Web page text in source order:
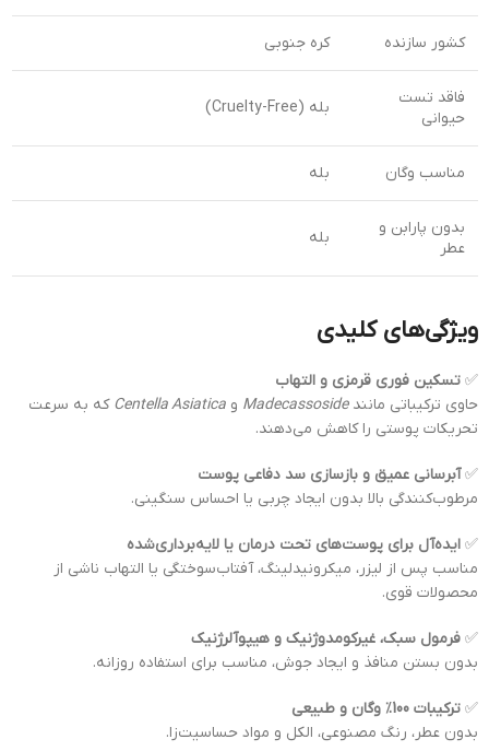
کشور سازنده کره جنوبی
فاقد تست
حیوانی
بله (Cruelty-Free)
مناسب وگان بله
بدون پارابن و
عطر
بله
ویژگی‌های کلیدی
✅ تسکین فوری قرمزی و التهاب
حاوی ترکیباتی مانندMadecassoside و Centella Asiatica که به سرعت
تحریکات پوستی را کاهش می‌دهند.
✅آبرسانی عمیق و بازسازی سد دفاعی پوست
مرطوب‌کنندگی بالا بدون ایجاد چربی یا احساس سنگینی.
✅ ایده‌آل برای پوست‌های تحت درمان یا لایه‌برداری‌شده
مناسب پس از لیزر، میکرونیدلینگ، آفتاب‌سوختگی یا التهاب ناشی از
محصولات قوی.
✅ فرمول سبک، غیرکومدوژنیک و هیپوآلرژنیک
بدون بستن منافذ و ایجاد جوش، مناسب برای استفاده روزانه.
✅ ترکیبات 100٪ وگان و طبیعی
بدون عطر، رنگ مصنوعی، الکل و مواد حساسیت‌زا.